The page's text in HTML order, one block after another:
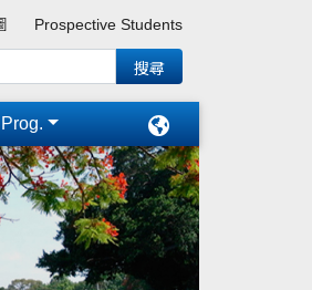
Prospective Students